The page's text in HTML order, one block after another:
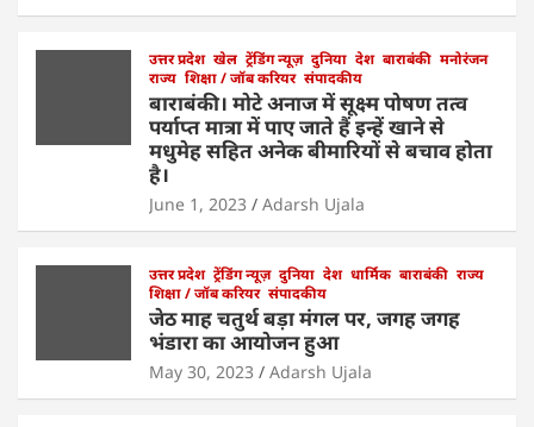
p o
k उत्तर प्रदेश खेल ट्रेंडिंग न्यूज़ दुनिया देश बाराबंकी मनोरंजन
राज्य शिक्षा / जॉब करियर संपादकीय
बाराबंकी। मोटे अनाज में सूक्ष्म पोषण तत्व
पर्याप्त मात्रा में पाए जाते हैं इन्हें खाने से
मधुमेह सहित अनेक बीमारियों से बचाव होता
है।
June 1, 2023 Adarsh Ujala
उत्तर प्रदेश ट्रेंडिंग न्यूज़ दुनिया देश धार्मिक बाराबंकी राज्य
शिक्षा / जॉब करियर संपादकीय
जेठ माह चतुर्थ बड़ा मंगल पर, जगह जगह
भंडारा का आयोजन हुआ
May 30, 2023 Adarsh Ujala